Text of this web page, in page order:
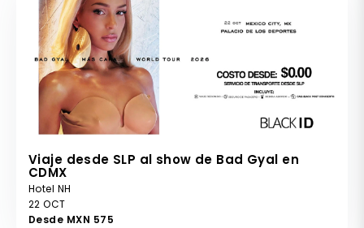
Viaje desde SLP al show de Bad Gyal en
CDMX
Hotel NH
22 OCT
Desde MXN 575